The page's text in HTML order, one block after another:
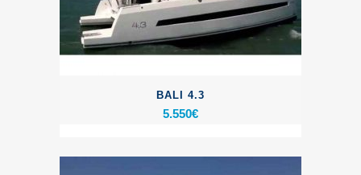
BALI 4.3
5.550€